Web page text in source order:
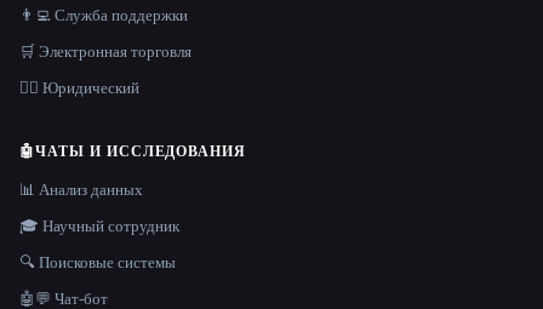
👨‍💻 Служба поддержки
🛒 Электронная торговля
👩‍⚖️ Юридический
🤖ЧАТЫ И ИССЛЕДОВАНИЯ
📊 Анализ данных
🎓 Научный сотрудник
🔍 Поисковые системы
🤖💬 Чат-бот